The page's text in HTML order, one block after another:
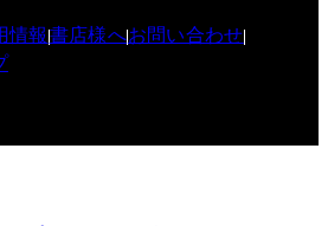
情報書店様へお問い合わせ